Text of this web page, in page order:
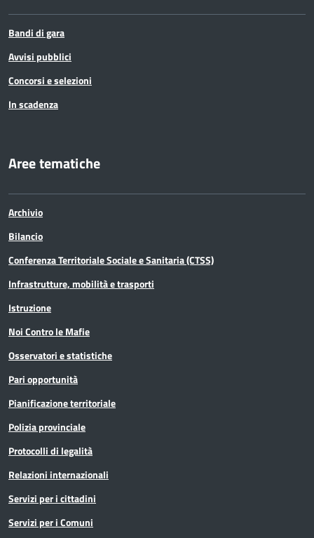
Bandi di gara
Avvisi pubblici
Concorsi e selezioni
In scadenza
Aree tematiche
Archivio
Bilancio
Conferenza Territoriale Sociale e Sanitaria (CTSS)
Infrastrutture, mobilità e trasporti
Istruzione
Noi Contro le Mafie
Osservatori e statistiche
Pari opportunità
Pianificazione territoriale
Polizia provinciale
Protocolli di legalità
Relazioni internazionali
Servizi per i cittadini
Servizi per i Comuni